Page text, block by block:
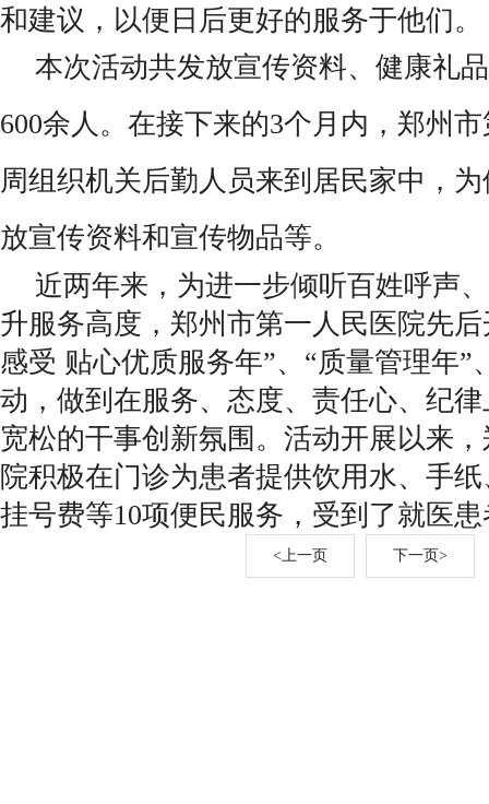
和建议，以便日后更好的服务于他们。
本次活动共发放宣传资料、健康礼
600余人。在接下来的3个月内，郑州
周组织机关后勤人员来到居民家中，
放宣传资料和宣传物品等。
近两年来，为进一步倾听百姓呼声
升服务高度，郑州市第一人民医院先
感受 贴心优质服务年”、“质量管理年”
动，做到在服务、态度、责任心、纪
宽松的干事创新氛围。活动开展以来
院积极在门诊为患者提供饮用水、手
挂号费等10项便民服务，受到了就医
<上一页 下一页>